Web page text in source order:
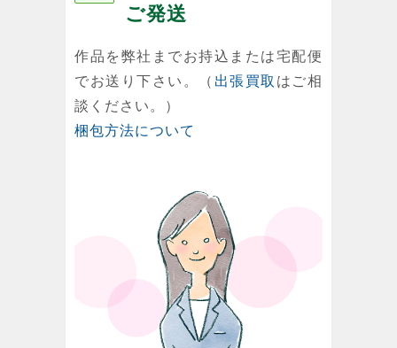
ご発送
作品を弊社までお持込または宅配便
でお送り下さい。（ 出張買取 はご相
談ください。）
梱包方法について